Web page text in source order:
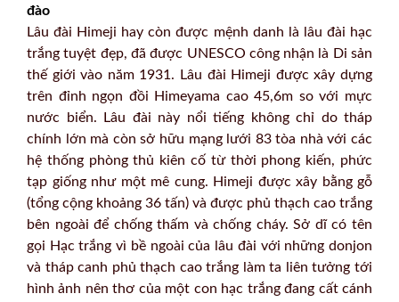
đào
Lâu đài Himeji hay còn được mệnh danh là lâu đài hạc
trắng tuyệt đẹp, đã được UNESCO công nhận là Di sản
thế giới vào năm 1931. Lâu đài Himeji được xây dựng
trên đỉnh ngọn đồi Himeyama cao 45,6m so với mực
nước biển. Lâu đài này nổi tiếng không chỉ do tháp
chính lớn mà còn sở hữu mạng lưới 83 tòa nhà với các
hệ thống phòng thủ kiên cố từ thời phong kiến, phức
tạp giống như một mê cung. Himeji được xây bằng gỗ
(tổng cộng khoảng 36 tấn) và được phủ thạch cao trắng
bên ngoài để chống thấm và chống cháy. Sở dĩ có tên
gọi Hạc trắng vì bề ngoài của lâu đài với những donjon
và tháp canh phủ thạch cao trắng làm ta liên tưởng tới
hình ảnh nên thơ của một con hạc trắng đang cất cánh